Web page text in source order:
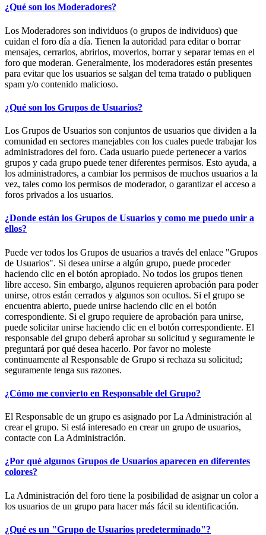
¿Qué son los Moderadores?
Los Moderadores son individuos (o grupos de individuos) que
cuidan el foro día a día. Tienen la autoridad para editar o borrar
mensajes, cerrarlos, abrirlos, moverlos, borrar y separar temas en el
foro que moderan. Generalmente, los moderadores están presentes
para evitar que los usuarios se salgan del tema tratado o publiquen
spam y/o contenido malicioso.
¿Qué son los Grupos de Usuarios?
Los Grupos de Usuarios son conjuntos de usuarios que dividen a la
comunidad en sectores manejables con los cuales puede trabajar los
administradores del foro. Cada usuario puede pertenecer a varios
grupos y cada grupo puede tener diferentes permisos. Esto ayuda, a
los administradores, a cambiar los permisos de muchos usuarios a la
vez, tales como los permisos de moderador, o garantizar el acceso a
foros privados a los usuarios.
¿Donde están los Grupos de Usuarios y como me puedo unir a
ellos?
Puede ver todos los Grupos de usuarios a través del enlace "Grupos
de Usuarios". Si desea unirse a algún grupo, puede proceder
haciendo clic en el botón apropiado. No todos los grupos tienen
libre acceso. Sin embargo, algunos requieren aprobación para poder
unirse, otros están cerrados y algunos son ocultos. Si el grupo se
encuentra abierto, puede unirse haciendo clic en el botón
correspondiente. Si el grupo requiere de aprobación para unirse,
puede solicitar unirse haciendo clic en el botón correspondiente. El
responsable del grupo deberá aprobar su solicitud y seguramente le
preguntará por qué desea hacerlo. Por favor no moleste
continuamente al Responsable de Grupo si rechaza su solicitud;
seguramente tenga sus razones.
¿Cómo me convierto en Responsable del Grupo?
El Responsable de un grupo es asignado por La Administración al
crear el grupo. Si está interesado en crear un grupo de usuarios,
contacte con La Administración.
¿Por qué algunos Grupos de Usuarios aparecen en diferentes
colores?
La Administración del foro tiene la posibilidad de asignar un color a
los usuarios de un grupo para hacer más fácil su identificación.
¿Qué es un "Grupo de Usuarios predeterminado"?